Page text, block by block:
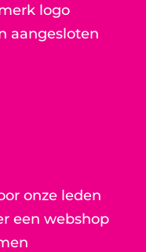
logo
aangesloten
onze leden
een webshop